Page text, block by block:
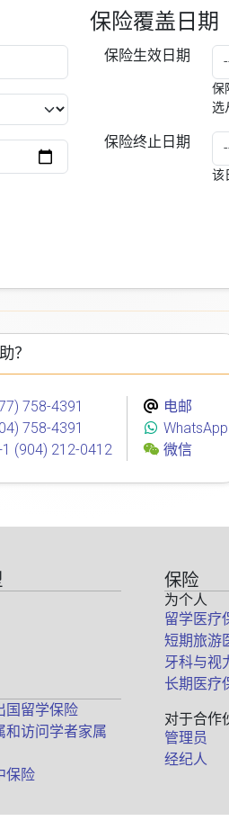
保险覆盖日期
保险生效日期
保
选
保险终止日期
该
？
758-4391
758-4391
(904) 212-0412
电邮
WhatsApp
微信
国留学保险
和访问学者家属
保险
保险
为个人
留学医疗
短期旅游
牙科与视
长期医疗
对于合作
管理员
经纪人